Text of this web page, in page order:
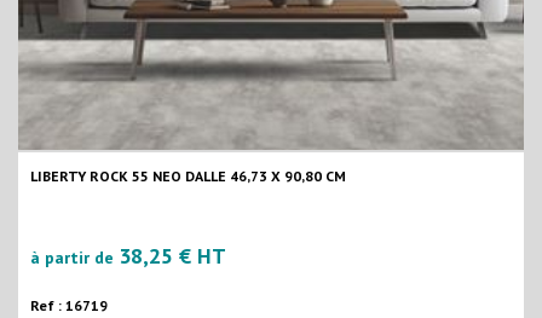
LIBERTY ROCK 55 NEO DALLE 46,73 X 90,80 CM
à partir de 38,25 € HT
Ref : 16719